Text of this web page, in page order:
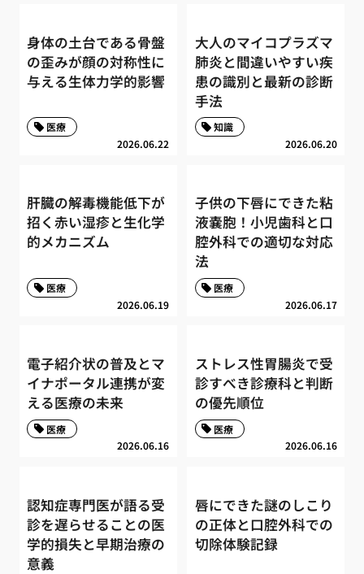
身体の土台である骨盤
の歪みが顔の対称性に
与える生体力学的影響
2026.06.22
医療
大人のマイコプラズマ
肺炎と間違いやすい疾
患の識別と最新の診断
手法
2026.06.20
知識
肝臓の解毒機能低下が
招く赤い湿疹と生化学
的メカニズム
2026.06.19
医療
子供の下唇にできた粘
液嚢胞！小児歯科と口
腔外科での適切な対応
法
2026.06.17
医療
電子紹介状の普及とマ
イナポータル連携が変
える医療の未来
2026.06.16
医療
ストレス性胃腸炎で受
診すべき診療科と判断
の優先順位
2026.06.16
医療
認知症専門医が語る受
診を遅らせることの医
学的損失と早期治療の
意義
唇にできた謎のしこり
の正体と口腔外科での
切除体験記録